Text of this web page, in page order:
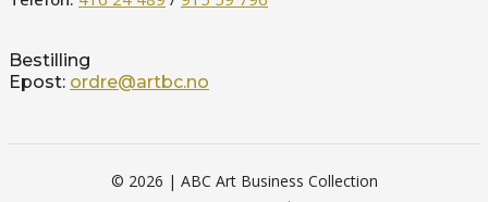
Bestilling
Epost: ordre@artbc.no
© 2026 | ABC Art Business Collection